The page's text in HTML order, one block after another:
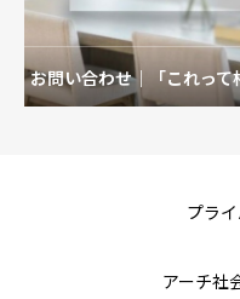
お問い合わせ｜「これって
プラ
アーチ社